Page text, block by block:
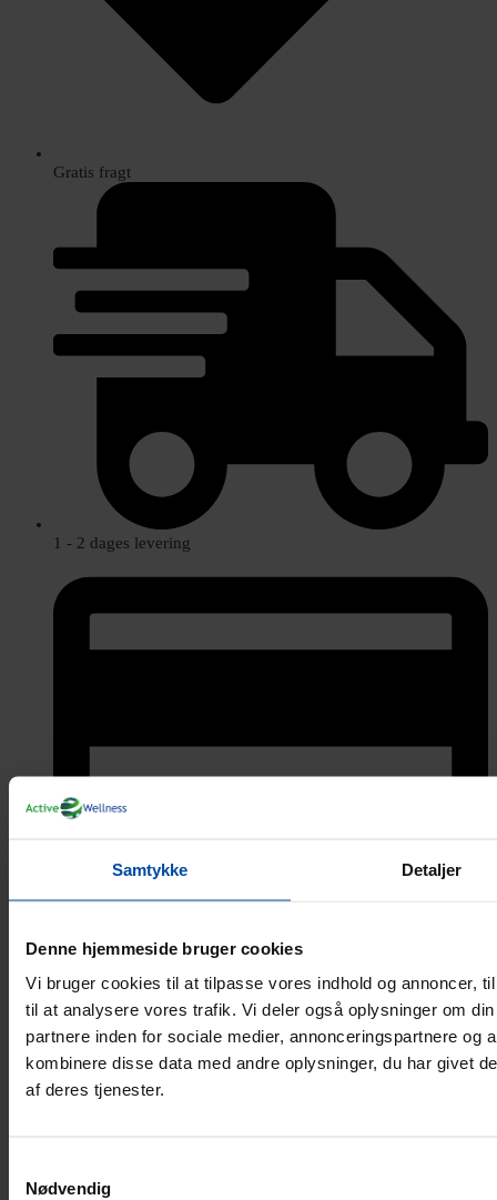
Samtykke Detaljer
Denne hjemmeside bruger cookies
Vi bruger cookies til at tilpasse vores indhold og annoncer,
til at analysere vores trafik. Vi deler også oplysninger om
partnere inden for sociale medier, annonceringspartnere og
kombinere disse data med andre oplysninger, du har givet
af deres tjenester.
Nødvendig
Gratis fragt
1 - 2 dages levering
Sikker betaling